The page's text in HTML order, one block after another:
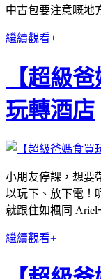
中古包要注意嘅地
繼續觀看+
【超級
玩轉酒店
小朋友停課，想要
以玩下、放下電！
就跟住如楓同 Ariel
繼續觀看+